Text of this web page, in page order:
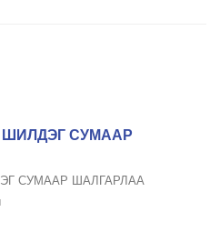
СУМААР
СУМААР ШАЛГАРЛАА